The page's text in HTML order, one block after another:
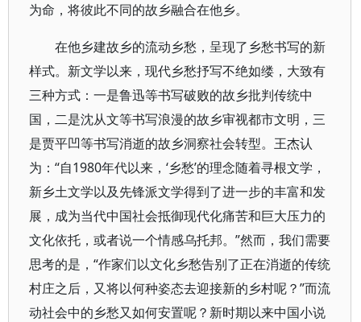
为命，将彼此不同的故乡融合在他乡。
在他乡建故乡的流动乡愁，呈现了乡愁书写的新
样式。新文学以来，现代乡愁抒写不绝如缕，大致有
三种方式：一是鲁迅等书写破败的故乡批判传统中
国，二是沈从文等书写浪漫的故乡审视都市文明，三
是贾平凹等书写消逝的故乡洞察社会转型。王杰认
为：“自1980年代以来，‘乡愁’的理念随着寻根文学，
新乡土文学以及先锋派文学得到了进一步的丰富和发
展，成为当代中国社会抵御现代化痛苦和巨大压力的
文化依托，或者说一个情感乌托邦。”然而，我们需要
思考的是，“作家们以文化乡愁告别了正在消逝的传统
村庄之后，又将以何种姿态去迎接新的乡村呢？”而流
动社会中的乡愁又如何安置呢？新时期以来中国小说